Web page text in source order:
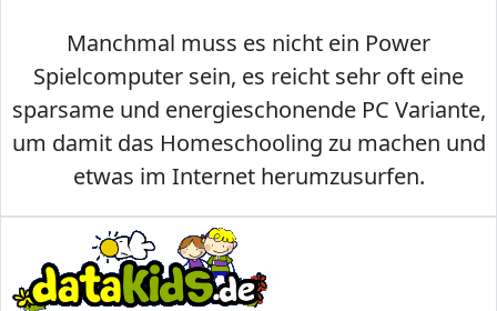
Manchmal muss es nicht ein Power
Spielcomputer sein, es reicht sehr oft eine
sparsame und energieschonende PC Variante,
um damit das Homeschooling zu machen und
etwas im Internet herumzusurfen.